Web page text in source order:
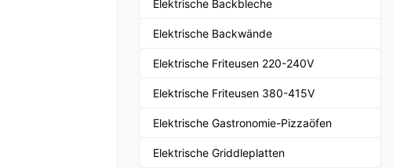
Elektrische Backbleche
Elektrische Backwände
Elektrische Friteusen 220-240V
Elektrische Friteusen 380-415V
Elektrische Gastronomie-Pizzaöfen
Elektrische Griddleplatten